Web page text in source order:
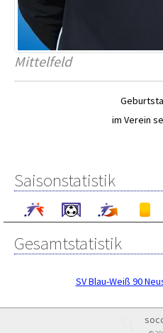
Mittelfeld
im Verein
Saisonstatistik
Gesamtstatistik
SV Blau-Weiß 90